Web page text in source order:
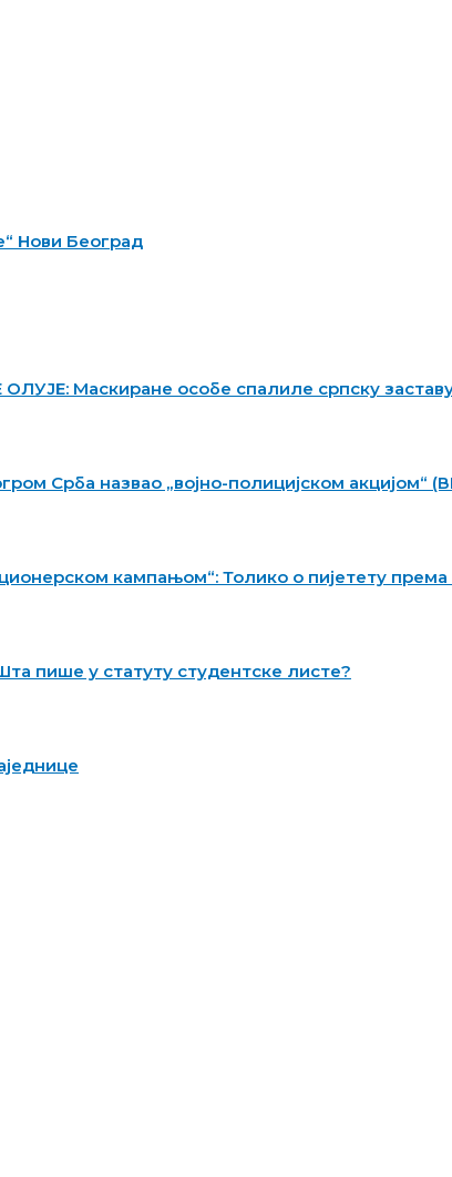
Нови Београд
Маскиране особе спалиле српску
Срба назвао „војно-полицијском акцијом“
кампањом“: Толико о пијетету
пише у статуту студентске листе?